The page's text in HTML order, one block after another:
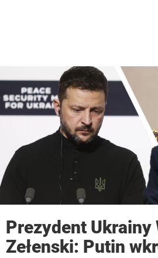
Prezydent Ukrainy
Zełenski: Putin